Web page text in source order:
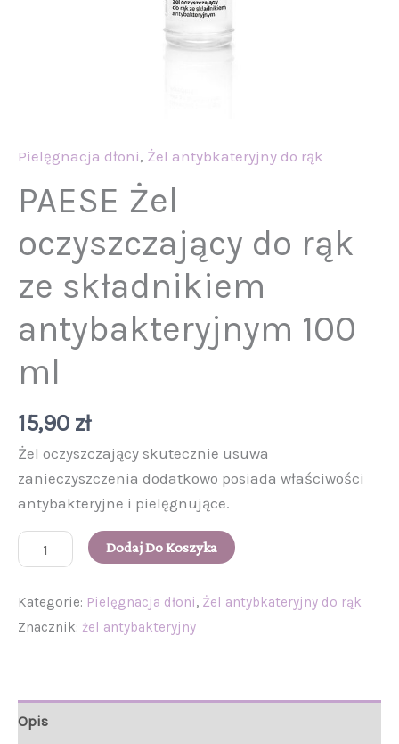
Pielęgnacja dłoni, Żel antybkateryjny do rąk
PAESE Żel
oczyszczający do rąk
ze składnikiem
antybakteryjnym 100
ml
15,90 zł
Żel oczyszczający skutecznie usuwa
zanieczyszczenia dodatkowo posiada właściwości
antybakteryjne i pielęgnujące.
Dodaj Do Koszyka
Kategorie: Pielęgnacja dłoni, Żel antybkateryjny do rąk
Znacznik: żel antybakteryjny
Opis